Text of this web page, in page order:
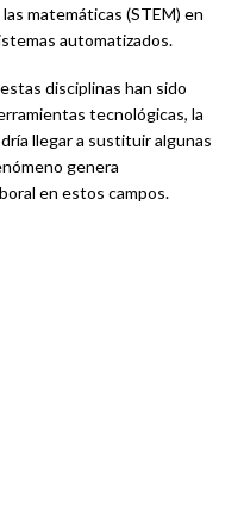
matemáticas (STEM) en
automatizados.
disciplinas han sido
tecnológicas, la
llegar a sustituir algunas
genera
en estos campos.